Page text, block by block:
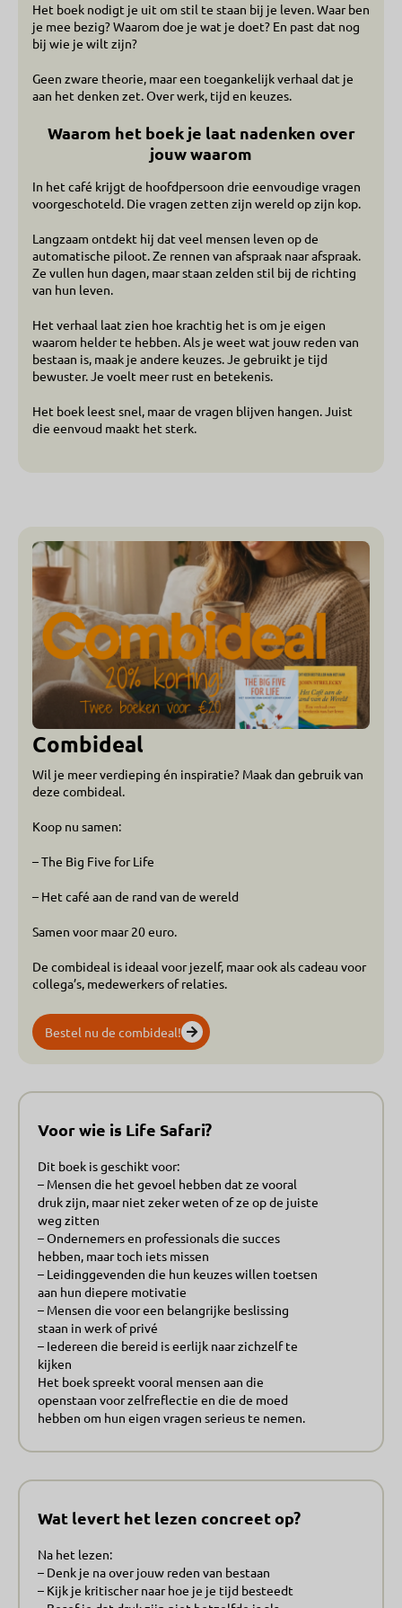
Het boek nodigt je uit om stil te staan bij je leven. Waar ben
je mee bezig? Waarom doe je wat je doet? En past dat nog
bij wie je wilt zijn?
Geen zware theorie, maar een toegankelijk verhaal dat je
aan het denken zet. Over werk, tijd en keuzes.
Waarom het boek je laat nadenken over
jouw waarom
In het café krijgt de hoofdpersoon drie eenvoudige vragen
voorgeschoteld. Die vragen zetten zijn wereld op zijn kop.
Langzaam ontdekt hij dat veel mensen leven op de
automatische piloot. Ze rennen van afspraak naar afspraak.
Ze vullen hun dagen, maar staan zelden stil bij de richting
van hun leven.
Het verhaal laat zien hoe krachtig het is om je eigen
waarom helder te hebben. Als je weet wat jouw reden van
bestaan is, maak je andere keuzes. Je gebruikt je tijd
bewuster. Je voelt meer rust en betekenis.
Het boek leest snel, maar de vragen blijven hangen. Juist
die eenvoud maakt het sterk.
Combideal
Wil je meer verdieping én inspiratie? Maak dan gebruik van
deze combideal.
Koop nu samen:
– The Big Five for Life
– Het café aan de rand van de wereld
Samen voor maar 20 euro.
De combideal is ideaal voor jezelf, maar ook als cadeau voor
collega’s, medewerkers of relaties.
Bestel nu de combideal!
Voor wie is Life Safari?
Dit boek is geschikt voor:
– Mensen die het gevoel hebben dat ze vooral
druk zijn, maar niet zeker weten of ze op de juiste
weg zitten
– Ondernemers en professionals die succes
hebben, maar toch iets missen
– Leidinggevenden die hun keuzes willen toetsen
aan hun diepere motivatie
– Mensen die voor een belangrijke beslissing
staan in werk of privé
– Iedereen die bereid is eerlijk naar zichzelf te
kijken
Het boek spreekt vooral mensen aan die
openstaan voor zelfreflectie en die de moed
hebben om hun eigen vragen serieus te nemen.
Wat levert het lezen concreet op?
Na het lezen:
– Denk je na over jouw reden van bestaan
– Kijk je kritischer naar hoe je je tijd besteedt